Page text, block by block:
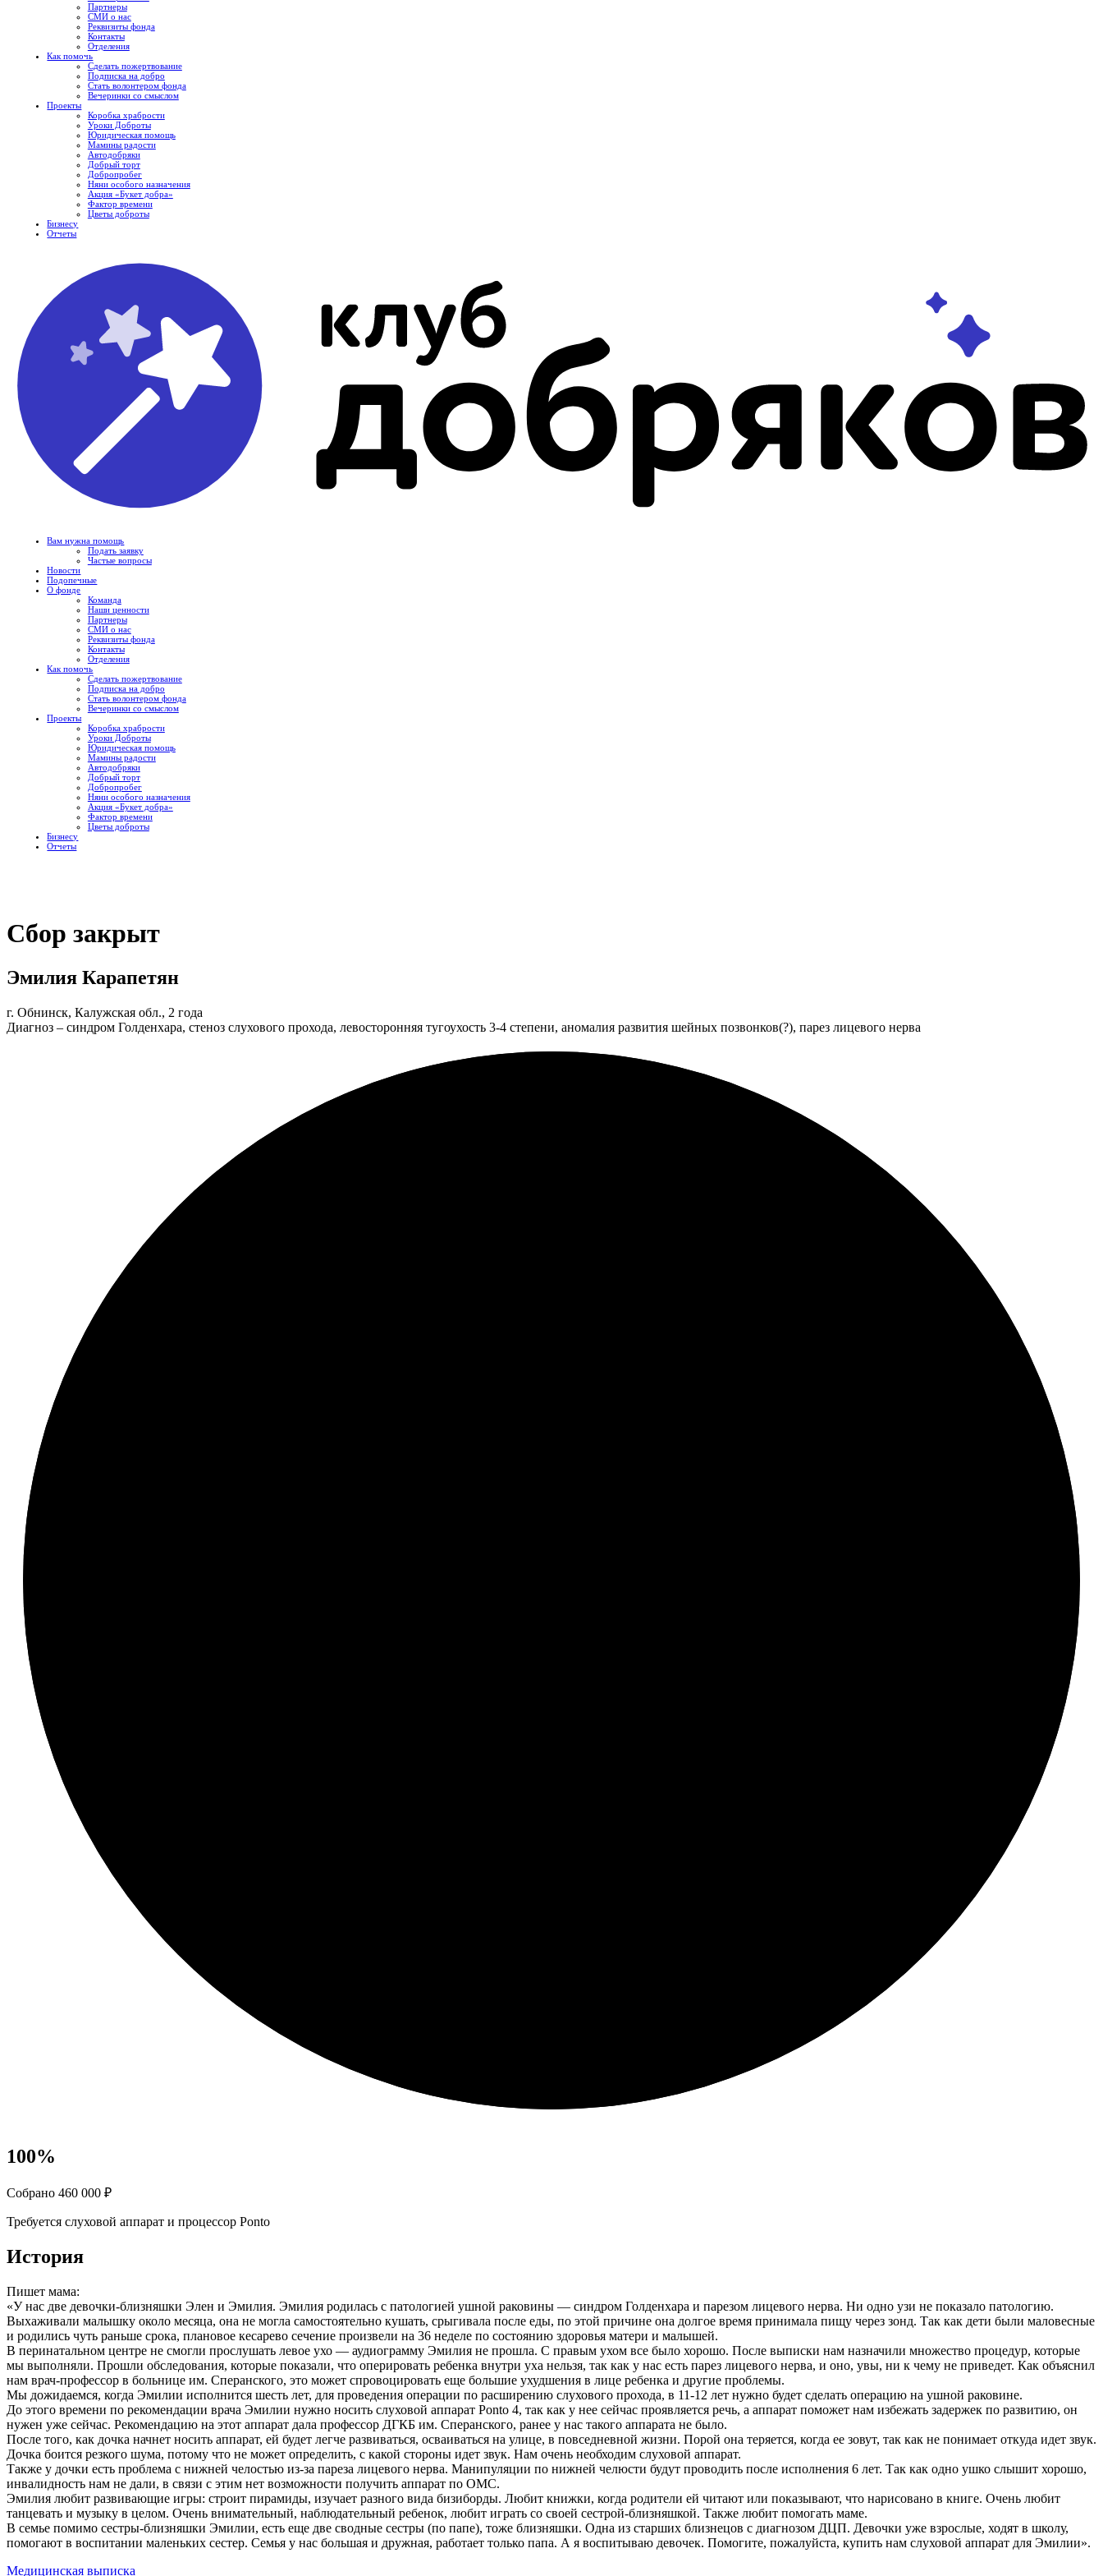
Партнеры
СМИ о нас
Реквизиты фонда
Контакты
Отделения
Как помочь
Сделать пожертвование
Подписка на добро
Стать волонтером фонда
Вечеринки со смыслом
Проекты
Коробка храбрости
Уроки Доброты
Юридическая помощь
Мамины радости
Автодобряки
Добрый торт
Добропробег
Няни особого назначения
Акция «Букет добра»
Фактор времени
Цветы доброты
Бизнесу
Отчеты
Вам нужна помощь
Подать заявку
Частые вопросы
Новости
Подопечные
О фонде
Команда
Наши ценности
Партнеры
СМИ о нас
Реквизиты фонда
Контакты
Отделения
Как помочь
Сделать пожертвование
Подписка на добро
Стать волонтером фонда
Вечеринки со смыслом
Проекты
Коробка храбрости
Уроки Доброты
Юридическая помощь
Мамины радости
Автодобряки
Добрый торт
Добропробег
Няни особого назначения
Акция «Букет добра»
Фактор времени
Цветы доброты
Бизнесу
Отчеты
Сбор закрыт
Эмилия Карапетян
г. Обнинск, Калужская обл., 2 года
Диагноз – синдром Голденхара, стеноз слухового прохода, левосторонняя тугоухость 3-4 степени, аномалия развития шейных позвонков(?), парез лицевого нерва
100%
Собрано 460 000 ₽
Требуется слуховой аппарат и процессор Ponto
История
Пишет мама:
«У нас две девочки-близняшки Элен и Эмилия. Эмилия родилась с патологией ушной раковины — синдром Голденхара и парезом лицевого нерва. Ни одно узи не показало патологию.
Выхаживали малышку около месяца, она не могла самостоятельно кушать, срыгивала после еды, по этой причине она долгое время принимала пищу через зонд. Так как дети были маловесные
и родились чуть раньше срока, плановое кесарево сечение произвели на 36 неделе по состоянию здоровья матери и малышей.
В перинатальном центре не смогли прослушать левое ухо — аудиограмму Эмилия не прошла. С правым ухом все было хорошо. После выписки нам назначили множество процедур, которые
мы выполняли. Прошли обследования, которые показали, что оперировать ребенка внутри уха нельзя, так как у нас есть парез лицевого нерва, и оно, увы, ни к чему не приведет. Как объяснил
нам врач-профессор в больнице им. Сперанского, это может спровоцировать еще большие ухудшения в лице ребенка и другие проблемы.
Мы дожидаемся, когда Эмилии исполнится шесть лет, для проведения операции по расширению слухового прохода, в 11-12 лет нужно будет сделать операцию на ушной раковине.
До этого времени по рекомендации врача Эмилии нужно носить слуховой аппарат Ponto 4, так как у нее сейчас проявляется речь, а аппарат поможет нам избежать задержек по развитию, он
нужен уже сейчас. Рекомендацию на этот аппарат дала профессор ДГКБ им. Сперанского, ранее у нас такого аппарата не было.
После того, как дочка начнет носить аппарат, ей будет легче развиваться, осваиваться на улице, в повседневной жизни. Порой она теряется, когда ее зовут, так как не понимает откуда идет звук.
Дочка боится резкого шума, потому что не может определить, с какой стороны идет звук. Нам очень необходим слуховой аппарат.
Также у дочки есть проблема с нижней челостью из-за пареза лицевого нерва. Манипуляции по нижней челюсти будут проводить после исполнения 6 лет. Так как одно ушко слышит хорошо,
инвалидность нам не дали, в связи с этим нет возможности получить аппарат по ОМС.
Эмилия любит развивающие игры: строит пирамиды, изучает разного вида бизиборды. Любит книжки, когда родители ей читают или показывают, что нарисовано в книге. Очень любит
танцевать и музыку в целом. Очень внимательный, наблюдательный ребенок, любит играть со своей сестрой-близняшкой. Также любит помогать маме.
В семье помимо сестры-близняшки Эмилии, есть еще две сводные сестры (по папе), тоже близняшки. Одна из старших близнецов с диагнозом ДЦП. Девочки уже взрослые, ходят в школу,
помогают в воспитании маленьких сестер. Семья у нас большая и дружная, работает только папа. А я воспитываю девочек. Помогите, пожалуйста, купить нам слуховой аппарат для Эмилии».
Медицинская выписка